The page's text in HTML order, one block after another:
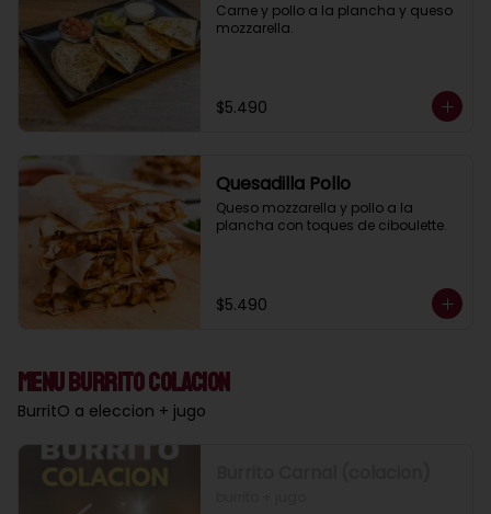
Carne y pollo a la plancha y queso
mozzarella.
$5.490
Quesadilla Pollo
Queso mozzarella y pollo a la
plancha con toques de ciboulette.
$5.490
Menu Burrito Colacion
BurritO a eleccion + jugo